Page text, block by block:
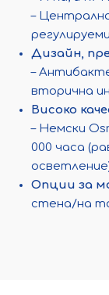
–
Дизайн,
–
вторична
Високо
– Немски
000 часа
Опции за
стена/на